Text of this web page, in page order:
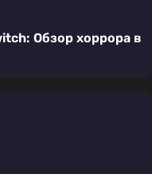
Обзор хоррора в